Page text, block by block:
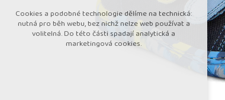
Přijmout všechny cookies
Odmítnout vše
Cookies a podobné technologie dělíme na technická:
nutná pro běh webu, bez nichž nelze web používat a
volitelná. Do této části spadají analytická a
marketingová cookies.